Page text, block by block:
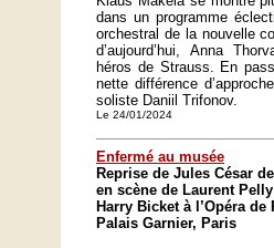
dans un programme
orchestral de la nouvelle
d’aujourd’hui, Anna
héros de Strauss. En
nette différence
soliste Daniil Trifonov.
Le 24/01/2024
Enfermé au musée
Reprise de Jules César
en scène de Laurent
Harry Bicket à l’Opéra de
Palais Garnier, Paris